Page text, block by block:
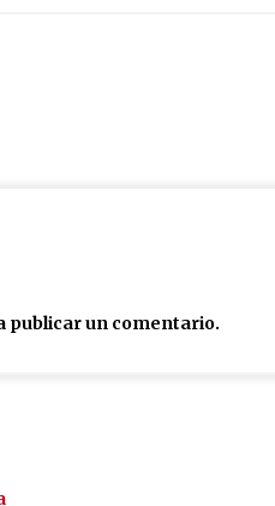
publicar un comentario.